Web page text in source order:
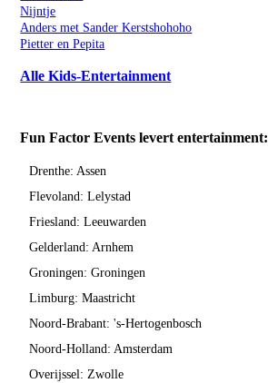
Nijntje
Anders met Sander Kerstshohoho
Pietter en Pepita
Alle Kids-Entertainment
Fun Factor Events levert entertainment:
Drenthe: Assen
Flevoland: Lelystad
Friesland: Leeuwarden
Gelderland: Arnhem
Groningen: Groningen
Limburg: Maastricht
Noord-Brabant: 's-Hertogenbosch
Noord-Holland: Amsterdam
Overijssel: Zwolle